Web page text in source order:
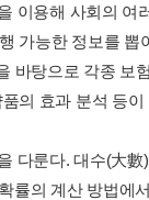
이용해 사회의
가능한 정보를
바탕으로 각종 보
의 효과 분석 등
다룬다. 대수(大
률의 계산 방법